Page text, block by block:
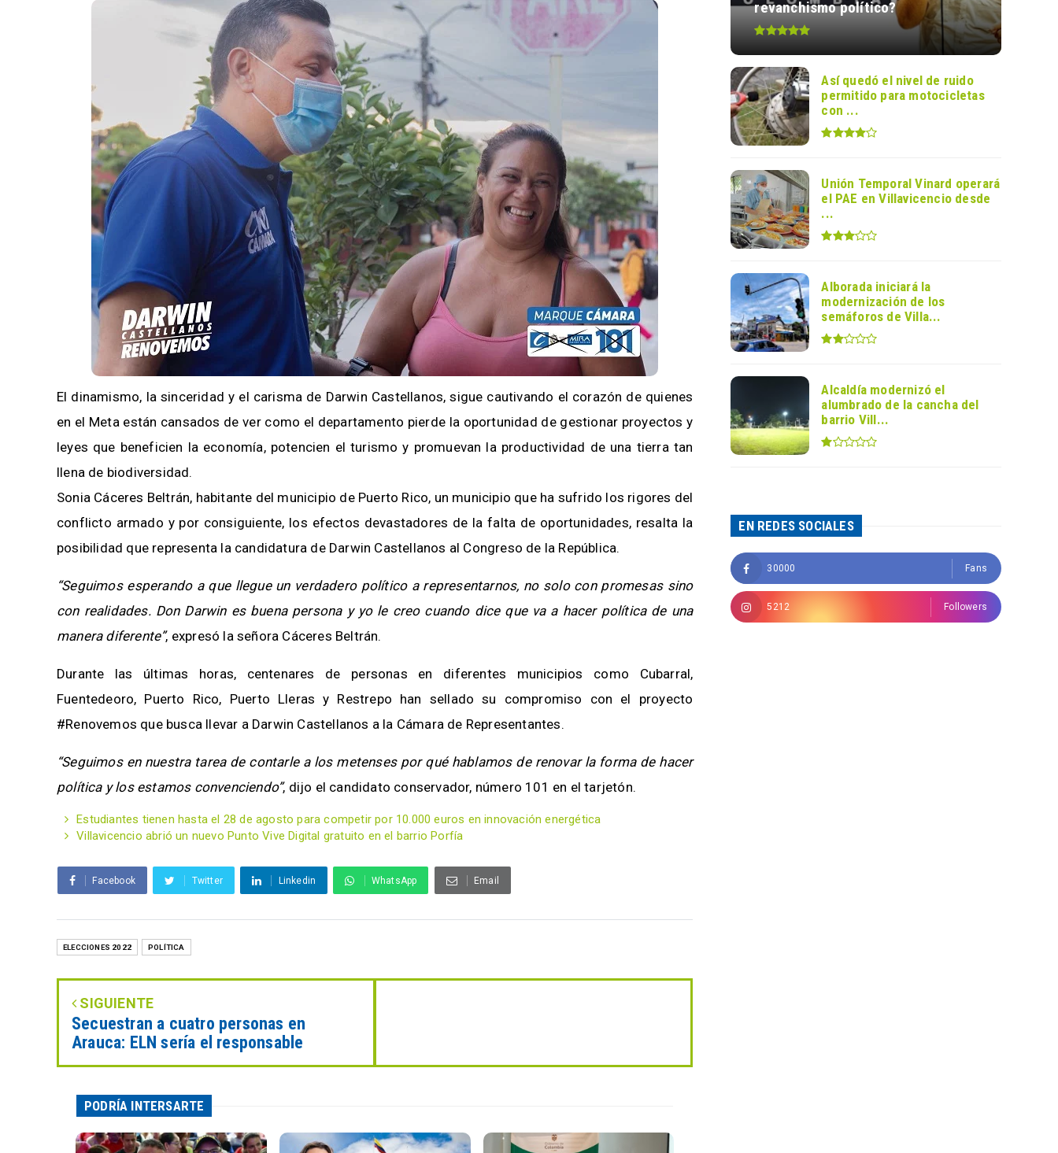
El dinamismo, la sinceridad y el carisma de Darwin Castellanos, sigue cautivando el corazón de quienes
en el Meta están cansados de ver como el departamento pierde la oportunidad de gestionar proyectos y
leyes que beneficien la economía, potencien el turismo y promuevan la productividad de una tierra tan
llena de biodiversidad.
Sonia Cáceres Beltrán, habitante del municipio de Puerto Rico, un municipio que ha sufrido los rigores del
conflicto armado y por consiguiente, los efectos devastadores de la falta de oportunidades, resalta la
posibilidad que representa la candidatura de Darwin Castellanos al Congreso de la República.
“Seguimos esperando a que llegue un verdadero político a representarnos, no solo con promesas sino
con realidades. Don Darwin es buena persona y yo le creo cuando dice que va a hacer política de una
manera diferente”, expresó la señora Cáceres Beltrán.
Durante las últimas horas, centenares de personas en diferentes municipios como Cubarral,
Fuentedeoro, Puerto Rico, Puerto Lleras y Restrepo han sellado su compromiso con el proyecto
#Renovemos que busca llevar a Darwin Castellanos a la Cámara de Representantes.
“Seguimos en nuestra tarea de contarle a los metenses por qué hablamos de renovar la forma de hacer
política y los estamos convenciendo”, dijo el candidato conservador, número 101 en el tarjetón.
Estudiantes tienen hasta el 28 de agosto para competir por 10.000 euros en innovación energética
Villavicencio abrió un nuevo Punto Vive Digital gratuito en el barrio Porfía
Facebook Twitter Linkedin WhatsApp Email
ELECCIONES 2022 POLÍTICA
SIGUIENTE
Secuestran a cuatro personas en
Arauca: ELN sería el responsable
PODRÍA INTERSARTE
revanchismo político?
Así quedó el nivel de ruido
permitido para motocicletas
con ...
Unión Temporal Vinard operará
el PAE en Villavicencio desde
...
Alborada iniciará la
modernización de los
semáforos de Villa...
Alcaldía modernizó el
alumbrado de la cancha del
barrio Vill...
EN REDES SOCIALES
30000 Fans
5212 Followers